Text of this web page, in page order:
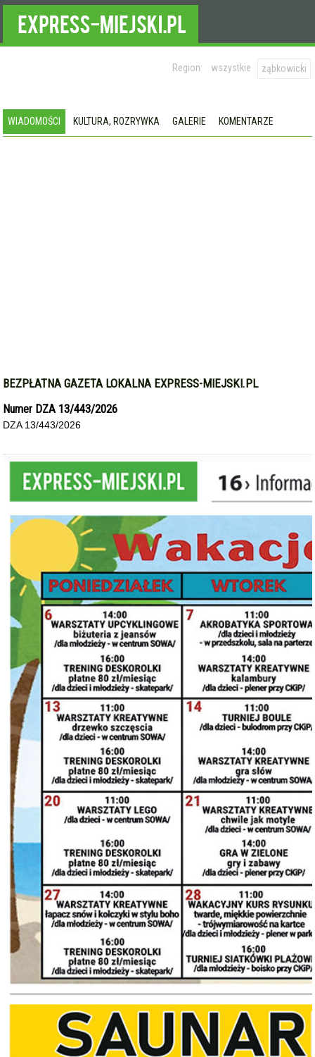
Region: wszystkie ząbkowicki
WIADOMOŚCI KULTURA, ROZRYWKA GALERIE KOMENTARZE
BEZPŁATNA GAZETA LOKALNA EXPRESS-MIEJSKI.PL
Numer DZA 13/443/2026
DZA 13/443/2026